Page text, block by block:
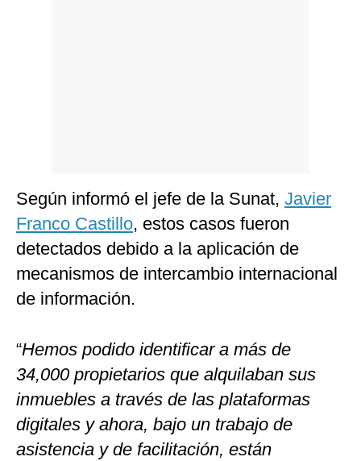
Según informó el jefe de la Sunat, Javier
Franco Castillo, estos casos fueron
detectados debido a la aplicación de
mecanismos de intercambio internacional
de información.
“Hemos podido identificar a más de
34,000 propietarios que alquilaban sus
inmuebles a través de las plataformas
digitales y ahora, bajo un trabajo de
asistencia y de facilitación, están